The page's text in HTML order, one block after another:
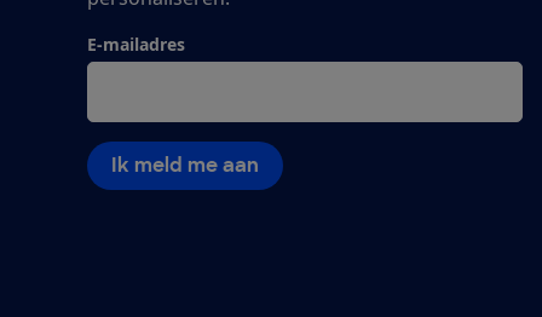
E-mailadres
Ik meld me aan